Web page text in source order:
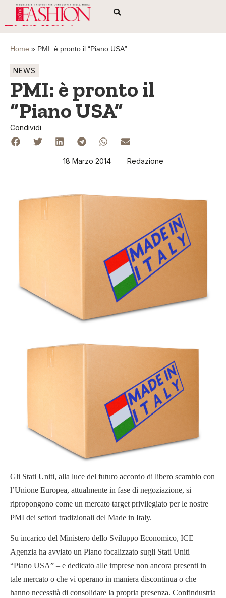
Home » PMI: è pronto il “Piano USA”
NEWS
PMI: è pronto il
“Piano USA”
Condividi
18 Marzo 2014 Redazione
Gli Stati Uniti, alla luce del futuro accordo di libero scambio con
l’Unione Europea, attualmente in fase di negoziazione, si
ripropongono come un mercato target privilegiato per le nostre
PMI dei settori tradizionali del Made in Italy.
Su incarico del Ministero dello Sviluppo Economico, ICE
Agenzia ha avviato un Piano focalizzato sugli Stati Uniti –
“Piano USA” – e dedicato alle imprese non ancora presenti in
tale mercato o che vi operano in maniera discontinua o che
hanno necessità di consolidare la propria presenza. Confindustria